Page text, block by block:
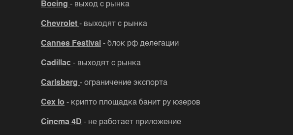
Boeing - выход с рынка
Chevrolet - выходят с рынка
Cannes Festival - блок рф делегации
Cadillac - выходят с рынка
Carlsberg - ограничение экспорта
Cex Io - крипто площадка банит ру юзеров
Cinema 4D - не работает приложение